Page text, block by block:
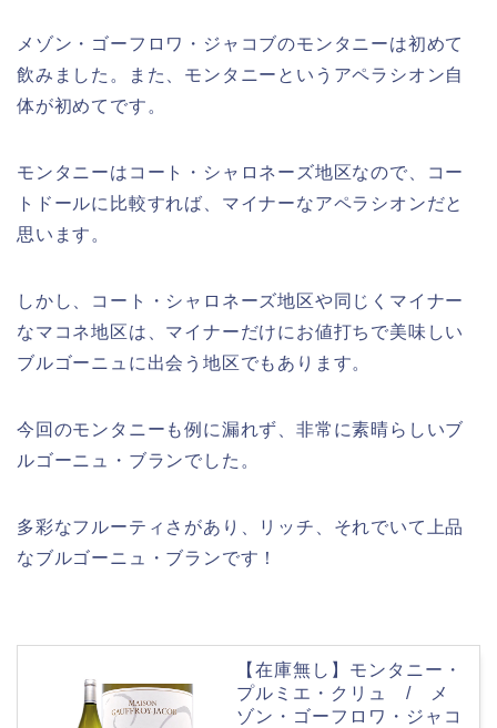
メゾン・ゴーフロワ・ジャコブのモンタニーは初めて
飲みました。また、モンタニーというアペラシオン自
体が初めてです。
モンタニーはコート・シャロネーズ地区なので、コー
トドールに比較すれば、マイナーなアペラシオンだと
思います。
しかし、コート・シャロネーズ地区や同じくマイナー
なマコネ地区は、マイナーだけにお値打ちで美味しい
ブルゴーニュに出会う地区でもあります。
今回のモンタニーも例に漏れず、非常に素晴らしいブ
ルゴーニュ・ブランでした。
多彩なフルーティさがあり、リッチ、それでいて上品
なブルゴーニュ・ブランです！
【在庫無し】モンタニー・
プルミエ・クリュ / メ
ゾン・ゴーフロワ・ジャコ